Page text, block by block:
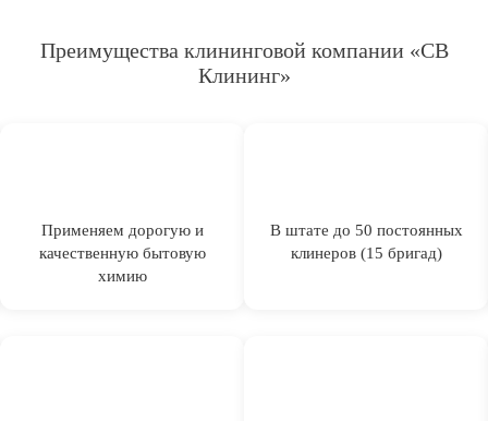
Преимущества клининговой компании «СВ
Клининг»
Применяем дорогую и
качественную бытовую
химию
В штате до 50 постоянных
клинеров (15 бригад)